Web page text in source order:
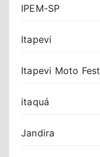
IPEM-SP
Itapevi
Itapevi Moto Fest
itaquá
Jandira